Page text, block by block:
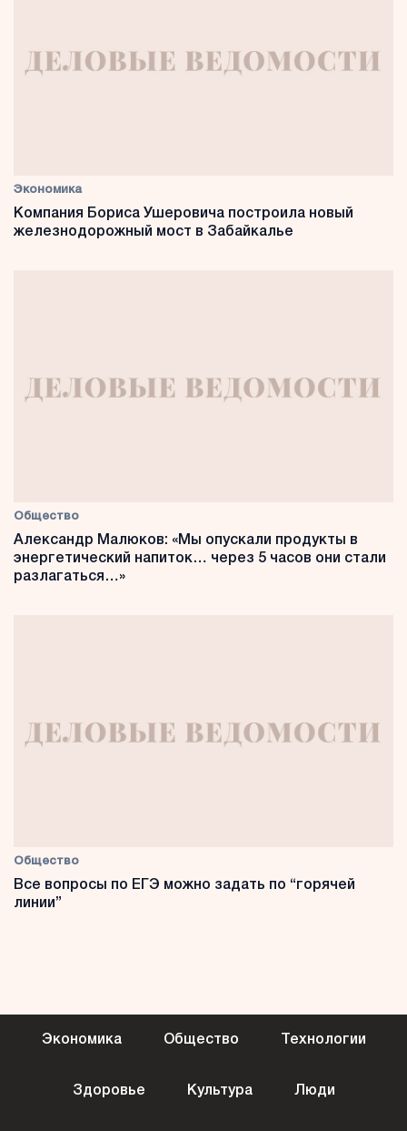
Экономика
Компания Бориса Ушеровича построила новый
железнодорожный мост в Забайкалье
Общество
Александр Малюков: «Мы опускали продукты в
энергетический напиток… через 5 часов они стали
разлагаться…»
Общество
Все вопросы по ЕГЭ можно задать по “горячей
линии”
Экономика Общество Технологии
Здоровье Культура Люди